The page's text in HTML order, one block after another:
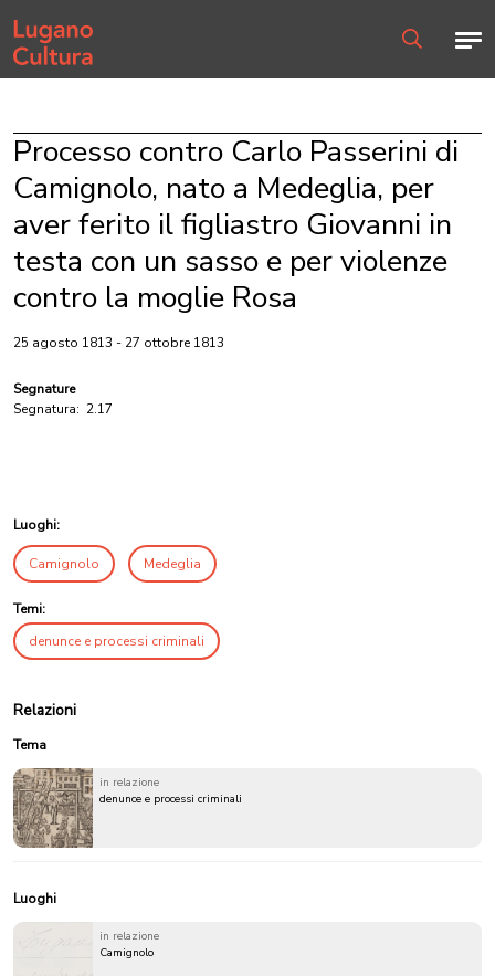
Home page
Processo contro Carlo Passerini di
Camignolo, nato a Medeglia, per
aver ferito il figliastro Giovanni in
testa con un sasso e per violenze
contro la moglie Rosa
25 agosto 1813 - 27 ottobre 1813
Segnature
Segnatura: 2.17
Luoghi:
Camignolo Medeglia
Temi:
denunce e processi criminali
Relazioni
Tema
in relazione
denunce e processi criminali
Luoghi
in relazione
Camignolo